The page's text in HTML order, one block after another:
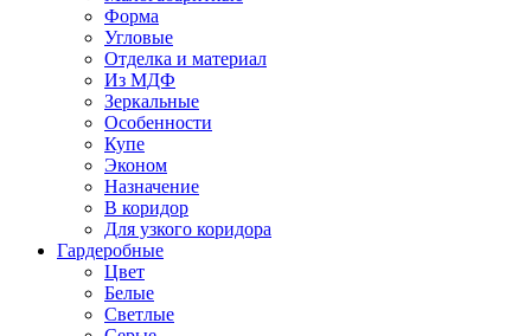
Форма
Угловые
Отделка и материал
Из МДФ
Зеркальные
Особенности
Купе
Эконом
Назначение
В коридор
Для узкого коридора
Гардеробные
Цвет
Белые
Светлые